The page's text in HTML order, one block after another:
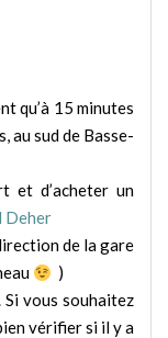
qu’à 15 minutes
au sud de Basse-
d’acheter un
Deher
de la gare
)
vous souhaitez
vérifier si il y a